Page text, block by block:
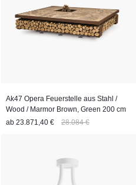
Ak47 Opera Feuerstelle aus Stahl /
Wood / Marmor Brown, Green 200 cm
ab 23.871,40 € 28.084 €